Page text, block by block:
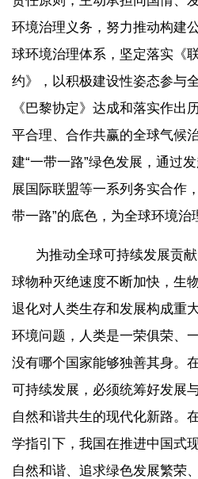
环境治理义务，努力推动构建
球环境治理体系，坚定落实《
约》，以积极建设性姿态参与
《巴黎协定》达成和落实作出
平合理、合作共赢的全球气候
建“一带一路”绿色发展，通过
展国际联盟等一系列务实合作
带一路”的底色，为全球环境治
为推动全球可持续发展贡
球物种灭绝速度不断加快，生
退化对人类生存和发展构成重
环境问题，人类是一荣俱荣、
没有哪个国家能够独善其身。
可持续发展，必须统筹好发展
自然和谐共生的现代化新路。
学指引下，我国在推进中国式
自然和谐、追求绿色发展繁荣